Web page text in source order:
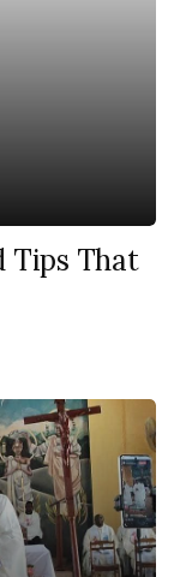
Tips That